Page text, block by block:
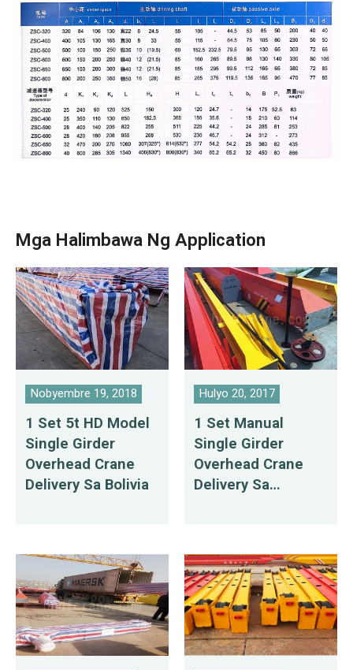
Mga Halimbawa Ng Application
Nobyembre 19, 2018
1 Set 5t HD Model
Single Girder
Overhead Crane
Delivery Sa Bolivia
Hulyo 20, 2017
1 Set Manual
Single Girder
Overhead Crane
Delivery Sa